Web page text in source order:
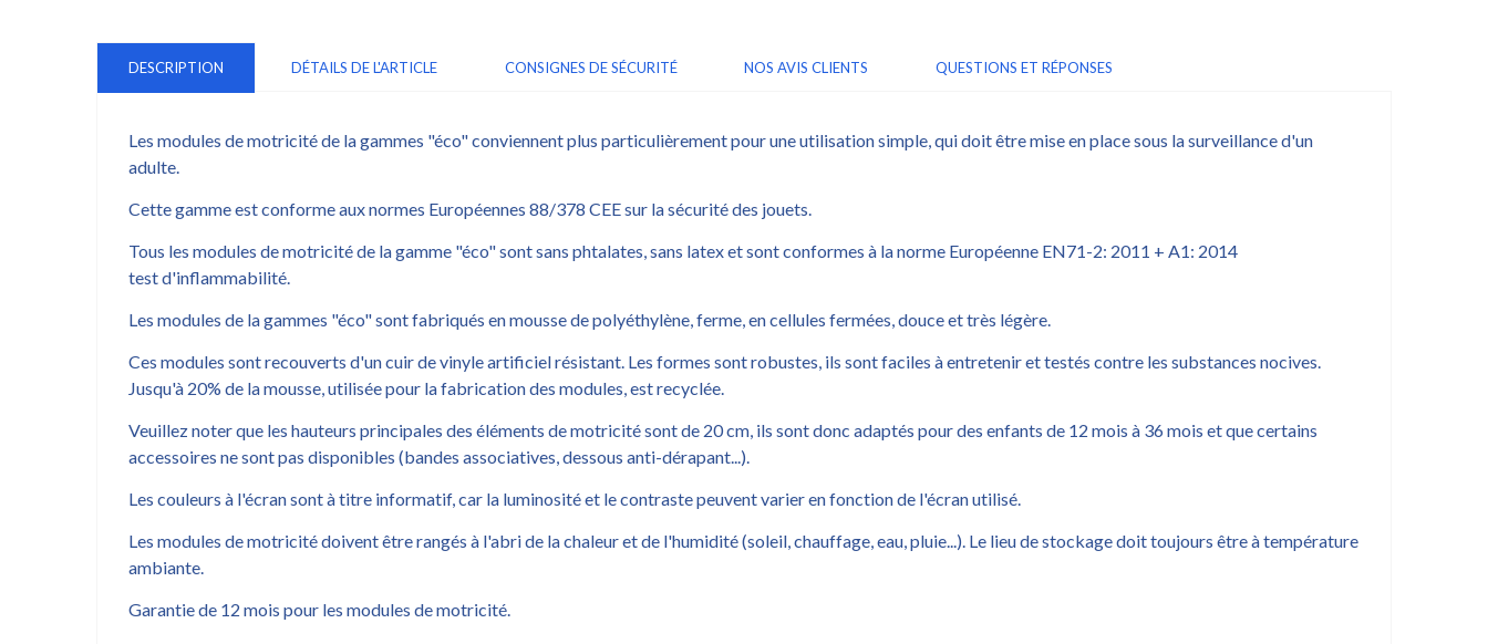
DESCRIPTION DÉTAILS DE L'ARTICLE CONSIGNES DE SÉCURITÉ NOS AVIS CLIENTS QUESTIONS ET RÉPONSES
Les modules de motricité de la gammes "éco" conviennent plus particulièrement pour une utilisation simple, qui doit être mise en place sous la surveillance d'un
adulte.
Cette gamme est conforme aux normes Européennes 88/378 CEE sur la sécurité des jouets.
Tous les modules de motricité de la gamme "éco" sont sans phtalates, sans latex et sont conformes à la norme Européenne EN71-2: 2011 + A1: 2014
test d'inflammabilité.
Les modules de la gammes "éco" sont fabriqués en mousse de polyéthylène, ferme, en cellules fermées, douce et très légère.
Ces modules sont recouverts d'un cuir de vinyle artificiel résistant. Les formes sont robustes, ils sont faciles à entretenir et testés contre les substances nocives.
Jusqu'à 20% de la mousse, utilisée pour la fabrication des modules, est recyclée.
Veuillez noter que les hauteurs principales des éléments de motricité sont de 20 cm, ils sont donc adaptés pour des enfants de 12 mois à 36 mois et que certains
accessoires ne sont pas disponibles (bandes associatives, dessous anti-dérapant...).
Les couleurs à l'écran sont à titre informatif, car la luminosité et le contraste peuvent varier en fonction de l'écran utilisé.
Les modules de motricité doivent être rangés à l'abri de la chaleur et de l'humidité (soleil, chauffage, eau, pluie...). Le lieu de stockage doit toujours être à température
ambiante.
Garantie de 12 mois pour les modules de motricité.